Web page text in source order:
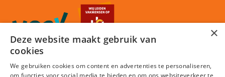
×
Deze website maakt gebruik van
cookies
We gebruiken cookies om content en advertenties te personaliseren,
om functies voor social media te bieden en om ons websiteverkeer te